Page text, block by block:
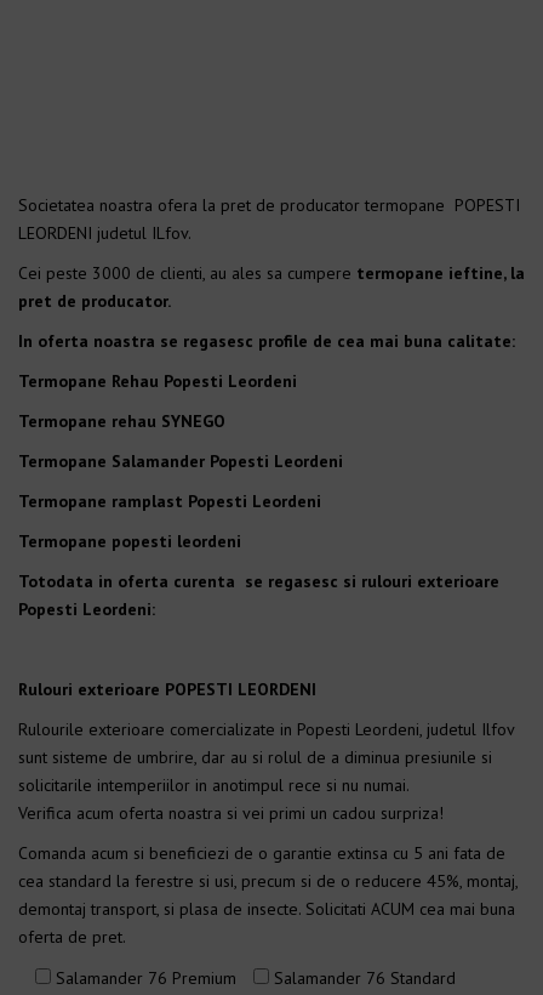
Societatea noastra ofera la pret de producator termopane POPESTI
LEORDENI judetul ILfov.
Cei peste 3000 de clienti, au ales sa cumpere termopane ieftine, la
pret de producator.
In oferta noastra se regasesc profile de cea mai buna calitate:
Termopane Rehau Popesti Leordeni
Termopane rehau SYNEGO
Termopane Salamander Popesti Leordeni
Termopane ramplast Popesti Leordeni
Termopane popesti leordeni
Totodata in oferta curenta se regasesc si rulouri exterioare
Popesti Leordeni:
Rulouri exterioare POPESTI LEORDENI
Rulourile exterioare comercializate in Popesti Leordeni, judetul Ilfov
sunt sisteme de umbrire, dar au si rolul de a diminua presiunile si
solicitarile intemperiilor in anotimpul rece si nu numai.
Verifica acum oferta noastra si vei primi un cadou surpriza!
Comanda acum si beneficiezi de o garantie extinsa cu 5 ani fata de
cea standard la ferestre si usi, precum si de o reducere 45%, montaj,
demontaj transport, si plasa de insecte. Solicitati ACUM cea mai buna
oferta de pret.
Salamander 76 Premium
Salamander 76 Standard